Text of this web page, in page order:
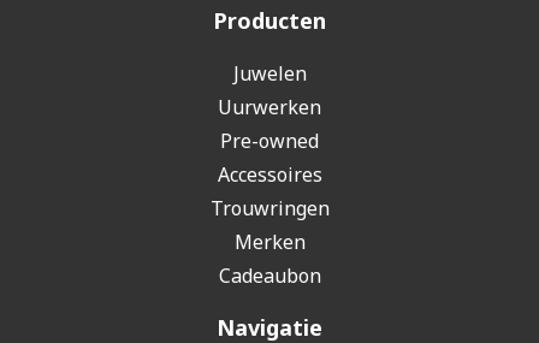
Producten
Juwelen
Uurwerken
Pre-owned
Accessoires
Trouwringen
Merken
Cadeaubon
Navigatie